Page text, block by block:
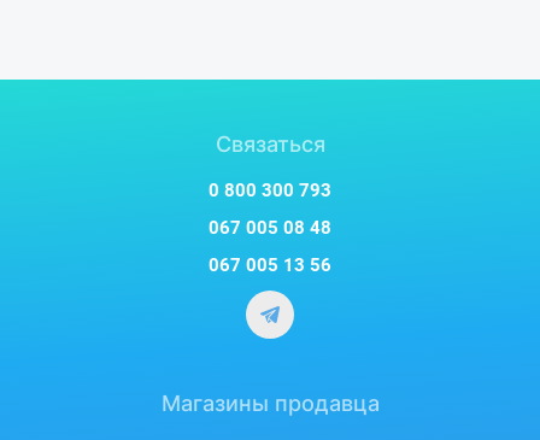
Минимальные рамки всего 2.2 мм позволяют
Связаться
0 800 300 793
067 005 08 48
067 005 13 56
Магазины продавца